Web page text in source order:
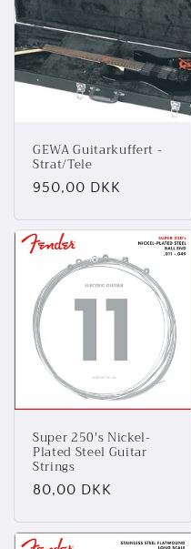
GEWA Guitarkuffert -
Strat/Tele
Normalpris
950,00 DKK
Super 250's Nickel-
Plated Steel Guitar
Strings
Normalpris
80,00 DKK